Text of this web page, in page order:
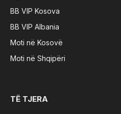
BB VIP Kosova
BB VIP Albania
Moti në Kosovë
Moti në Shqipëri
TË TJERA